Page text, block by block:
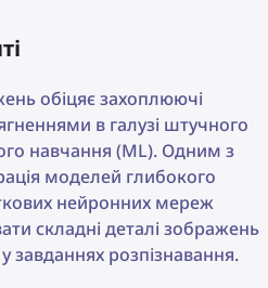
обіцяє захоплюючі
в галузі штучного
навчання (ML). Одним з
моделей глибокого
нейронних мереж
складні деталі зображень
завданнях розпізнавання.